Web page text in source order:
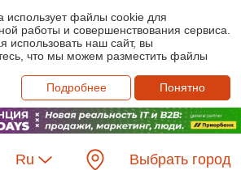
использует файлы cookie для
работы и совершенствования сервиса.
использовать наш сайт, вы
что мы можем разместить файлы
Подробнее
Понятно
Ru Выбрать город